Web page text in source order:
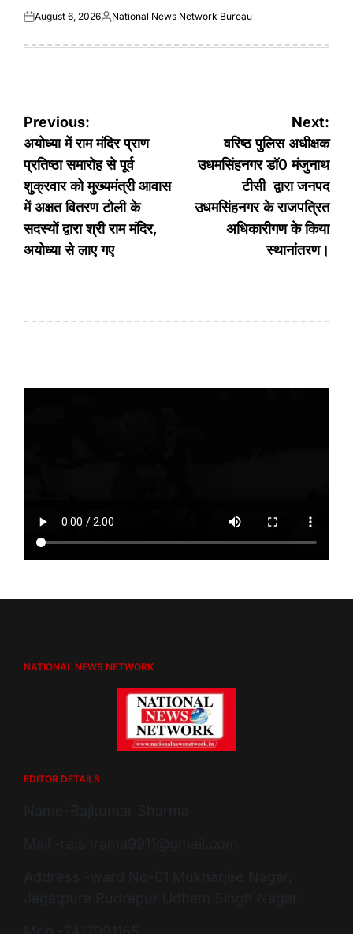
Posted
August 6, 2026Posted
National News Network Bureau
Post
navigation
Previous:
अयोध्या में राम मंदिर प्राण
प्रतिष्ठा समारोह से पूर्व
शुक्रवार को मुख्यमंत्री आवास
में अक्षत वितरण टोली के
सदस्यों द्वारा श्री राम मंदिर,
अयोध्या से लाए गए
Next:
वरिष्ठ पुलिस अधीक्षक
उधमसिंहनगर डॉ0 मंजुनाथ
टीसी द्वारा जनपद
उधमसिंहनगर के राजपत्रित
अधिकारीगण के किया
स्थानांतरण।
NATIONAL NEWS NETWORK
EDITOR DETAILS